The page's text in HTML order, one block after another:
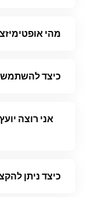
מהי
כיצד להשתמש
אני רוצה
כיצד ניתן